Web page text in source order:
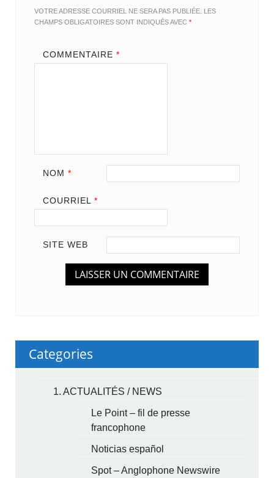
VOTRE ADRESSE COURRIEL NE SERA PAS PUBLIÉE. LES
CHAMPS OBLIGATOIRES SONT INDIQUÉS AVEC*
COMMENTAIRE *
NOM *
COURRIEL *
SITE WEB
Categories
1. ACTUALITÉS / NEWS
Le Point – fil de presse
francophone
Noticias español
Spot – Anglophone Newswire